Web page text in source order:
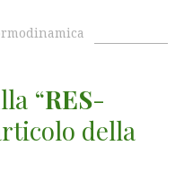
“RES-
della